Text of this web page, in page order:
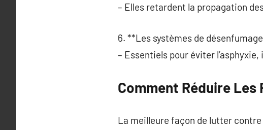
– Elles retardent la propagation
6. **Les systèmes de
– Essentiels pour éviter
Comment Réduire Les
La meilleure façon de lutter